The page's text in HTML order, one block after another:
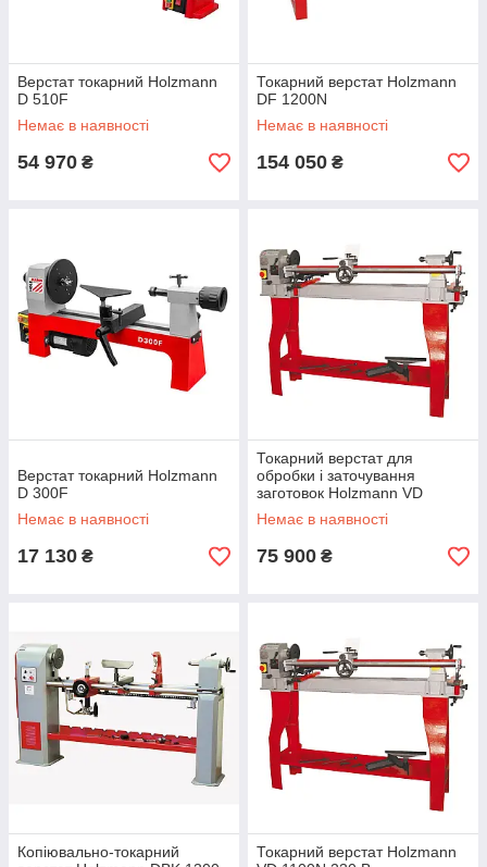
Верстат токарний Holzmann
D 510F
Немає в наявності
54 970 ₴
Токарний верстат Holzmann
DF 1200N
Немає в наявності
154 050 ₴
Верстат токарний Holzmann
D 300F
Немає в наявності
17 130 ₴
Токарний верстат для
обробки і заточування
заготовок Holzmann VD
1100N
Немає в наявності
75 900 ₴
Копіювально-токарний
Токарний верстат Holzmann